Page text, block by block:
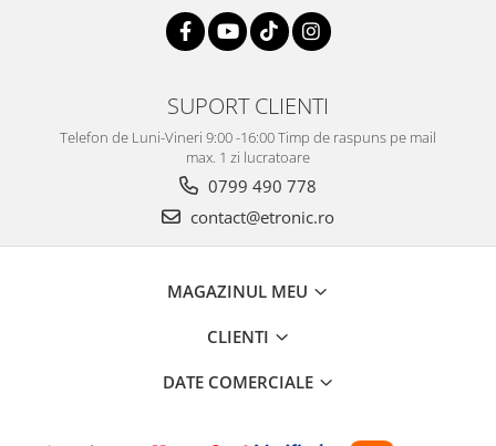
SUPORT CLIENTI
Telefon de Luni-Vineri 9:00 -16:00 Timp de raspuns pe mail
max. 1 zi lucratoare
0799 490 778
contact@etronic.ro
MAGAZINUL MEU
CLIENTI
DATE COMERCIALE